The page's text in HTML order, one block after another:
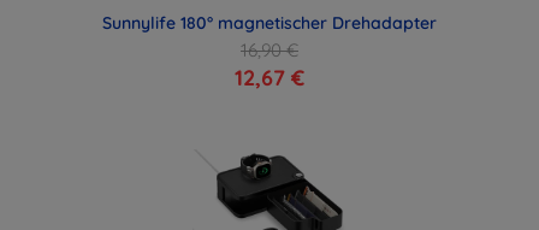
Sunnylife 180° magnetischer Drehadapter
16,90 €
12,67 €